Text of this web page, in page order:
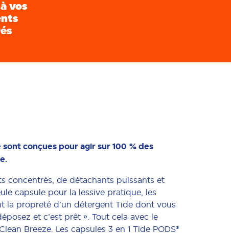
vos
sont conçues pour agir sur 100 % des
concentrés, de détachants puissants et
capsule pour la lessive pratique, les
la propreté d’un détergent Tide dont vous
et c’est prêt ». Tout cela avec le
Breeze. Les capsules 3 en 1 Tide PODS®